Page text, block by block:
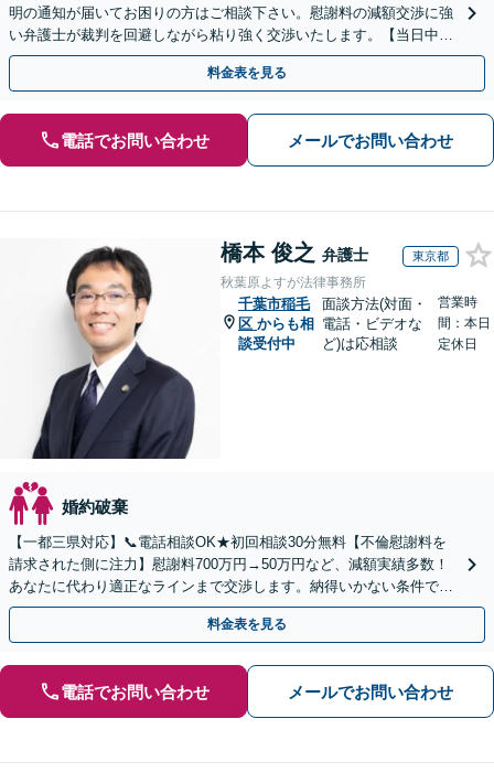
明の通知が届いてお困りの方はご相談下さい。慰謝料の減額交渉に強
い弁護士が裁判を回避しながら粘り強く交渉いたします。【当日中の
相談可(予約制)】【関東エリア全域対応】
料金表を見る
電話でお問い合わせ メールでお問い合わせ
橋本 俊之 弁護士 東京都
秋葉原よすが法律事務所
千葉市稲毛
区 からも相
談受付中
面談方法(対面・
電話・ビデオな
ど)は応相談
営業時
間：本日
定休日
婚約破棄
【一都三県対応】📞電話相談OK★初回相談30分無料【不倫慰謝料を
請求された側に注力】慰謝料700万円→50万円など、減額実績多数！
あなたに代わり適正なラインまで交渉します。納得いかない条件でサ
インをする前にご相談ください【休日夜間相談可】
料金表を見る
電話でお問い合わせ メールでお問い合わせ